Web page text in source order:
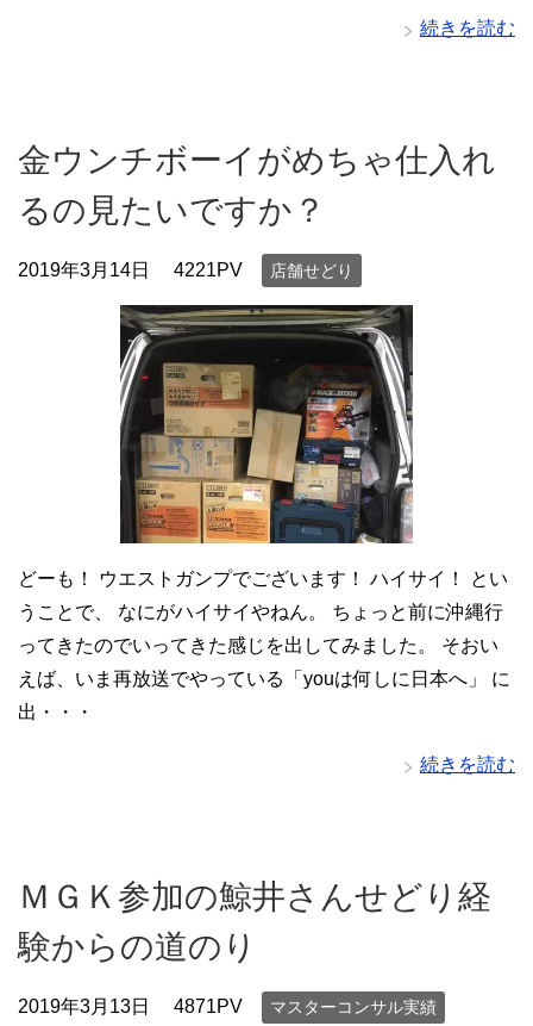
続きを読む
金ウンチボーイがめちゃ仕入れ
るの見たいですか？
2019年3月14日 4221PV 店舗せどり
どーも！ ウエストガンプでございます！ ハイサイ！ とい
うことで、 なにがハイサイやねん。 ちょっと前に沖縄行
ってきたのでいってきた感じを出してみました。 そおい
えば、いま再放送でやっている「youは何しに日本へ」 に
出・・・
続きを読む
ＭＧＫ参加の鯨井さんせどり経
験からの道のり
2019年3月13日 4871PV マスターコンサル実績